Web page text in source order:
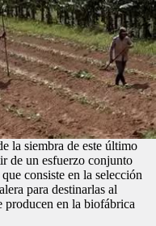
la siembra de este último
de un esfuerzo conjunto
consiste en la selección
para destinarlas al
producen en la biofábrica